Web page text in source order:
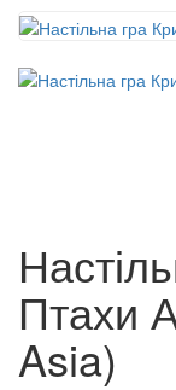
Птахи
Asia)